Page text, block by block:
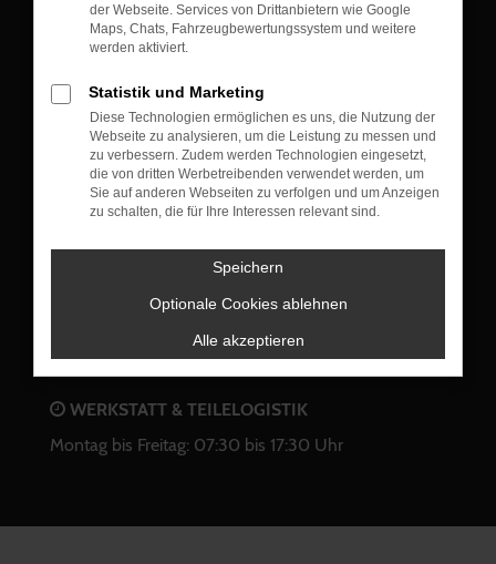
KONTAKT
Münchner Straße 105
83607 Holzkirchen
+49 8024 10 04
VERKAUF
Freitag : 09:00 bis 17:30 Uhr
+49 8024 4773130
WERKSTATT & TEILELOGISTIK
Montag bis Freitag: 07:30 bis 17:30 Uhr
der Webseite. Services von Drittanbietern wie Google
Maps, Chats, Fahrzeugbewertungssystem und weitere
werden aktiviert.
Statistik und Marketing
Diese Technologien ermöglichen es uns, die Nutzung der
Webseite zu analysieren, um die Leistung zu messen und
zu verbessern. Zudem werden Technologien eingesetzt,
die von dritten Werbetreibenden verwendet werden, um
Sie auf anderen Webseiten zu verfolgen und um Anzeigen
zu schalten, die für Ihre Interessen relevant sind.
Speichern
Optionale Cookies ablehnen
Alle akzeptieren